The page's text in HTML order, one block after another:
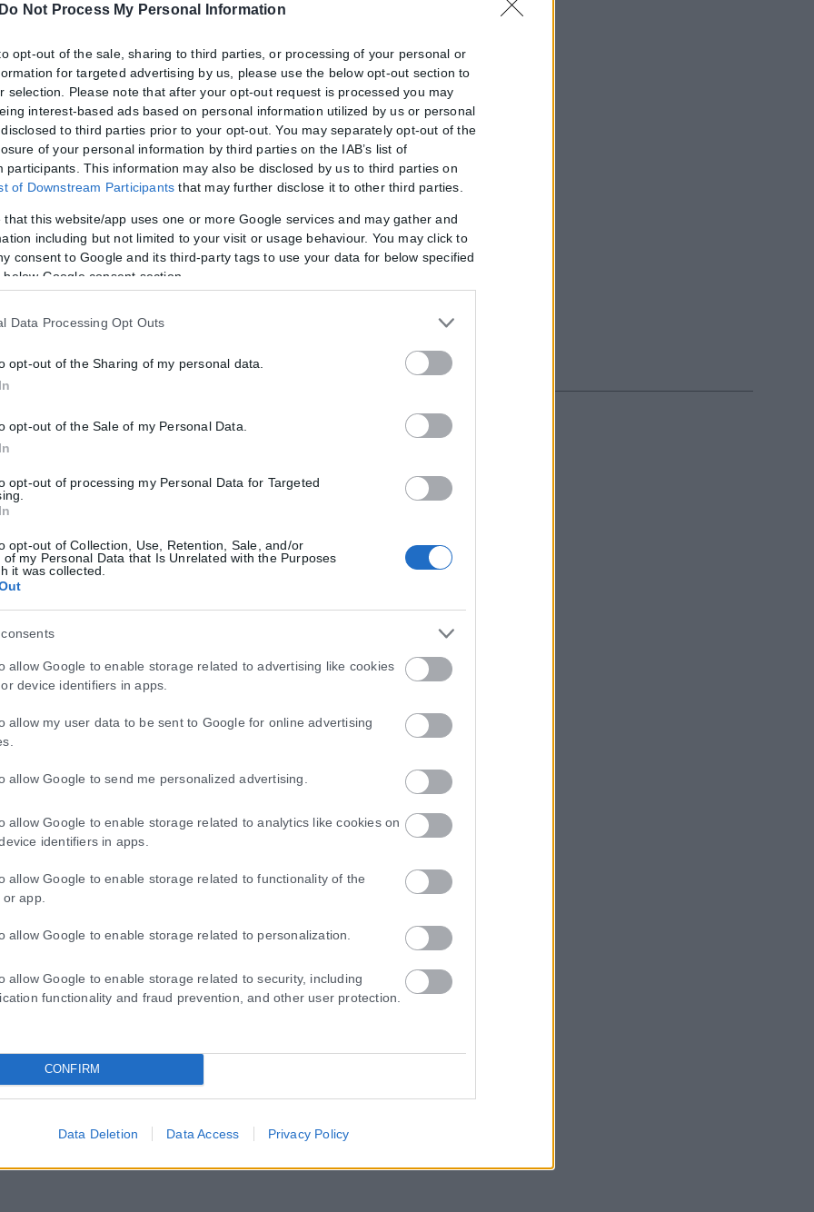
Do Not Process My Personal Information
opt-out of the sale, sharing to third parties, or processing of your personal or
for targeted advertising by us, please use the below opt-out section to
selection. Please note that after your opt-out request is processed you may
interest-based ads based on personal information utilized by us or personal
to third parties prior to your opt-out. You may separately opt-out of the
of your personal information by third parties on the IAB’s list of
participants. This information may also be disclosed by us to third parties on
of Downstream Participants that may further disclose it to other third parties.
that this website/app uses one or more Google services and may gather and
including but not limited to your visit or usage behaviour. You may click to
consent to Google and its third-party tags to use your data for below specified
Google consent section.
Data Processing Opt Outs
opt-out of the Sharing of my personal data.
opt-out of the Sale of my Personal Data.
opt-out of processing my Personal Data for Targeted
opt-out of Collection, Use, Retention, Sale, and/or
of my Personal Data that Is Unrelated with the Purposes
it was collected.
allow Google to enable storage related to advertising like cookies
device identifiers in apps.
allow my user data to be sent to Google for online advertising
allow Google to send me personalized advertising.
allow Google to enable storage related to analytics like cookies on
identifiers in apps.
allow Google to enable storage related to functionality of the
app.
allow Google to enable storage related to personalization.
allow Google to enable storage related to security, including
functionality and fraud prevention, and other user protection.
CONFIRM
Data Deletion Data Access Privacy Policy
με σύνεση, ενώ αγωνίσθηκε και κατά των αιρετικών.
στις 22 του ιδίου μηνός.
ή διαβατήριο τα ταξίδια στο εξωτερικό
ταυτότητες παύουν να ισχύουν ως ταξιδιωτικά έγγραφα για το εξωτερικό, με...
για την κρατική αρωγή προς τους πυρόπληκτους
περιοχές που επλήγησαν από τις πρόσφατες πυρκαγιές, με τις αρμόδιες αρχές...